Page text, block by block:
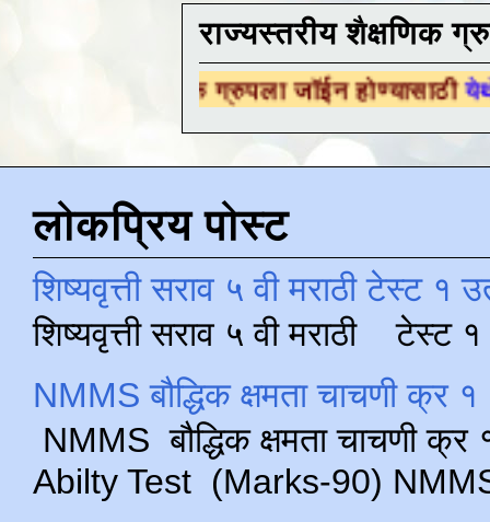
राज्यस्तरीय शैक्षणिक
ग्रुपला जॉईन होण्यासाठीयेथे क्लिक करा .
लोकप्रिय पोस्ट
शिष्यवृत्ती सराव ५ वी मराठी टेस्ट १
शिष्यवृत्ती सराव ५ वी मराठी टेस्ट
NMMS बौद्धिक क्षमता चाचणी क्र
NMMS बौद्धिक क्षमता चाचणी
Abilty Test (Marks-90) NMMS